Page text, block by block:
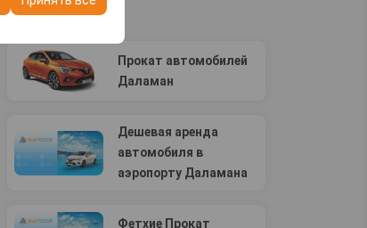
интересно
Прокат автомобилей
Даламан
Дешевая аренда
автомобиля в
аэропорту Даламана
Фетхие Прокат